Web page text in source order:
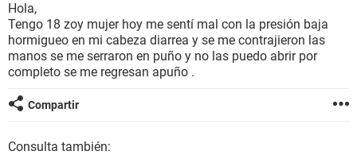
BIENESTAR
SEXUALIDAD
GLOSARIO
Hola,
Tengo 18 zoy mujer hoy me sentí mal con la presión baja
hormigueo en mi cabeza diarrea y se me contrajieron las
manos se me serraron en puño y no las puedo abrir por
completo se me regresan apuño .
Compartir
Consulta también: